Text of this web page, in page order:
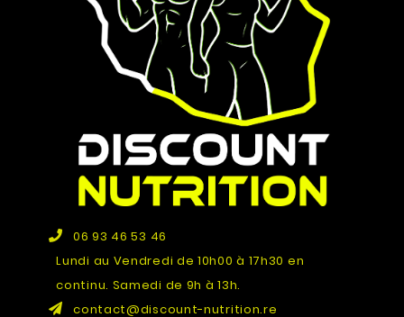
06 93 46 53 46
Lundi au Vendredi de 10h00 à 17h30 en
continu. Samedi de 9h à 13h.
contact@discount-nutrition.re